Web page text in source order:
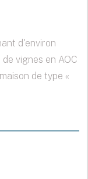
d'environ
vignes en AOC
de type «